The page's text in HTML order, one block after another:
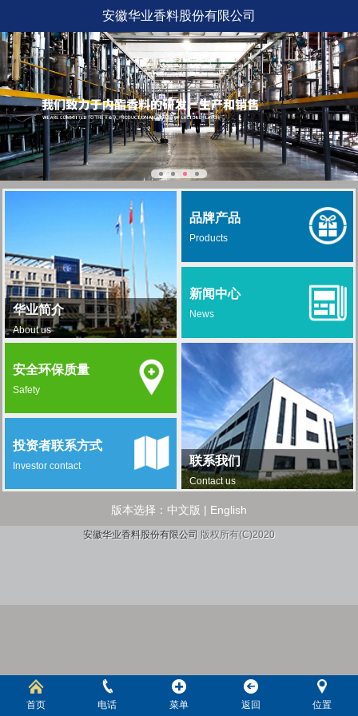
安徽华业香料股份有限公司
华业简介
About us
品牌产品
Products
新闻中心
News
联系我们
Contact us
安全环保质量
Safety
投资者联系方式
Investor contact
版本选择： 中文版 | English
安徽华业香料股份有限公司 版权所有(C)2020
首页 电话 菜单 返回 位置